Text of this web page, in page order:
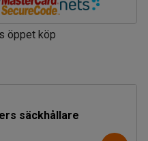
öppet köp
säckhållare